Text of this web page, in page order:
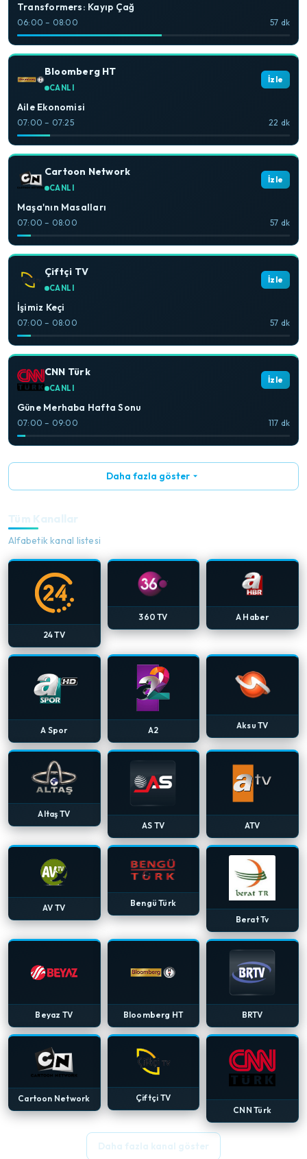
Transformers: Kayıp Çağ
06:00 – 08:00 57 dk
Bloomberg HT
CANLI
İzle
Aile Ekonomisi
07:00 – 07:25 22 dk
Cartoon Network
CANLI
İzle
Maşa'nın Masalları
07:00 – 08:00 57 dk
Çiftçi TV
CANLI
İzle
İşimiz Keçi
07:00 – 08:00 57 dk
CNN Türk
CANLI
İzle
Güne Merhaba Hafta Sonu
07:00 – 09:00 117 dk
Daha fazla göster
Tüm Kanallar
Alfabetik kanal listesi
24 TV
360 TV A Haber
A Spor A2 Aksu TV
Altaş TV
AS TV
ATV
AV TV
Bengü Türk
Berat Tv
Beyaz TV Bloomberg HT BRTV
Cartoon Network
Çiftçi TV
CNN Türk
Daha fazla kanal göster